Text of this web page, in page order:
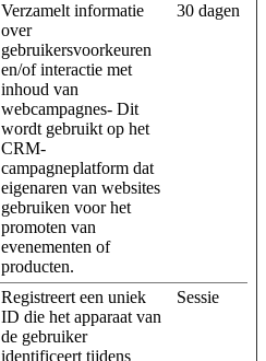
Verzamelt informatie
over
gebruikersvoorkeuren
en/of interactie met
inhoud van
webcampagnes- Dit
wordt gebruikt op het
CRM-
campagneplatform dat
eigenaren van websites
gebruiken voor het
promoten van
evenementen of
producten.
30 dagen
Registreert een uniek
ID die het apparaat van
de gebruiker
identificeert tijdens
Sessie